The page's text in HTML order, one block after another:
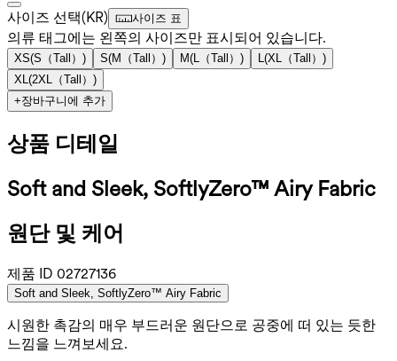
사이즈 선택(KR) 사이즈 표
의류 태그에는 왼쪽의 사이즈만 표시되어 있습니다.
XS(S（Tall） ) S(M（Tall） ) M(L（Tall） ) L(XL（Tall） )
XL(2XL（Tall） )
+장바구니에 추가
상품 디테일
Soft and Sleek, SoftlyZero™ Airy Fabric
원단 및 케어
제품 ID 02727136
Soft and Sleek, SoftlyZero™ Airy Fabric
시원한 촉감의 매우 부드러운 원단으로 공중에 떠 있는 듯한
느낌을 느껴보세요.